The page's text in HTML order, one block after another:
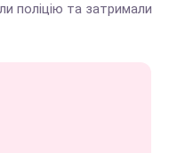
поліцію та затримали